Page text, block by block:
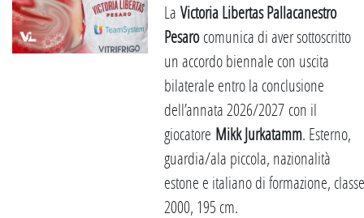
LaVictoria Libertas Pallacanestro
Pesarocomunica di aver sottoscritto
un accordo biennale con uscita
bilaterale entro la conclusione
dell’annata 2026/2027 con il
giocatore Mikk Jurkatamm. Esterno,
guardia/ala piccola, nazionalità
estone e italiano di formazione,
2000, 195 cm.